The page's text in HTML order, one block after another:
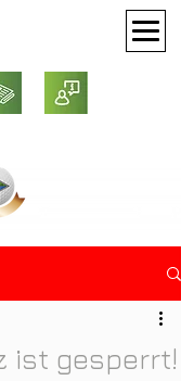
ist gesperrt!